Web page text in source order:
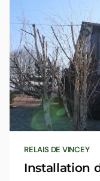
RELAIS DE VINCEY
Installation
Après votre
internet nous
exécuté.
Autoriser